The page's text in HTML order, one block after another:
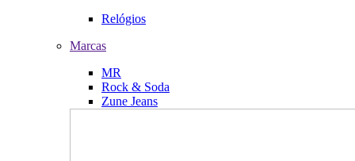
Relógios
Marcas
MR
Rock & Soda
Zune Jeans